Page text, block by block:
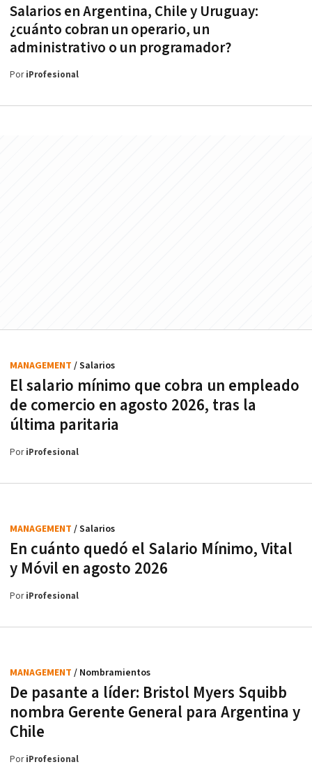
Salarios en Argentina, Chile y Uruguay:
¿cuánto cobran un operario, un
administrativo o un programador?
PoriProfesional
El salario mínimo que cobra un empleado
de comercio en agosto 2026, tras la
última paritaria
MANAGEMENT / Salarios
PoriProfesional
En cuánto quedó el Salario Mínimo, Vital
y Móvil en agosto 2026
MANAGEMENT / Salarios
PoriProfesional
De pasante a líder: Bristol Myers Squibb
nombra Gerente General para Argentina y
Chile
MANAGEMENT / Nombramientos
PoriProfesional